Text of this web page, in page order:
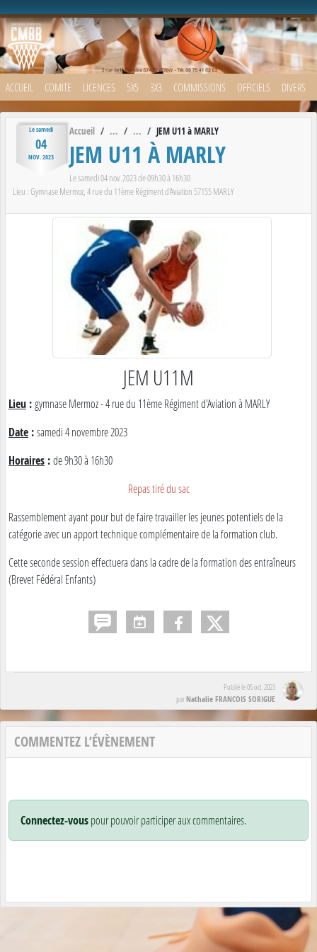
ACCUEIL COMITE LICENCES 5X5 3X3 COMMISSIONS OFFICIELS DIVERS
Lesamedi
04
NOV.2023
Accueil JEM U11 à MARLY
JEM U11 À MARLY
Lesamedi04nov. 2023de 09h30 à 16h30
Lieu :Gymnase Mermoz, 4 rue du 11ème Régiment d'Aviation 57155MARLY
JEM U11M
Lieu :gymnase Mermoz - 4 rue du 11ème Régiment d'Aviation à MARLY
Date :samedi 4 novembre 2023
Horaires :de 9h30 à 16h30
Repas tiré du sac
Rassemblement ayant pour but de faire travailler les jeunes potentiels de la
catégorie avec un apport technique complémentaire de la formation club.
Cette seconde session effectuera dans la cadre de la formation des entraîneurs
(Brevet Fédéral Enfants)
Publié le05 oct. 2023
parNathalie FRANCOIS SORIGUE
COMMENTEZ L’ÉVÈNEMENT
Connectez-vouspour pouvoir participer aux commentaires.